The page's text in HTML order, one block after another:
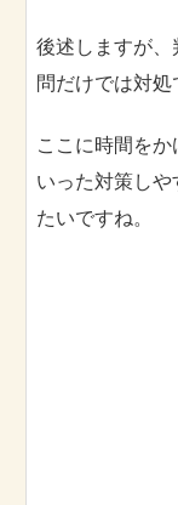
後述しますが
問だけでは対処
ここに時間を
いった対策し
たいですね。